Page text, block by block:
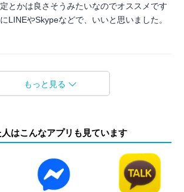
とかは良さそうみたいなのでオススメです
LINEやSkypeなどで、いいと思いました。
もっと見る
はこんなアプリも見ています